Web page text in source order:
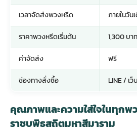
เวลาจัดส่งพวงหรีด ภายในวัน
ราคาพวงหรีดเริ่มต้น 1,300 บาท
ค่าจัดส่ง ฟรี
ช่องทางสั่งซื้อ LINE / เ
คุณภาพและความใส่ใจในทุก
ราชบพิธสถิตมหาสีมาราม